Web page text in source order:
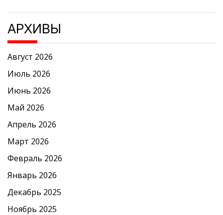
АРХИВЫ
Август 2026
Июль 2026
Июнь 2026
Май 2026
Апрель 2026
Март 2026
Февраль 2026
Январь 2026
Декабрь 2025
Ноябрь 2025